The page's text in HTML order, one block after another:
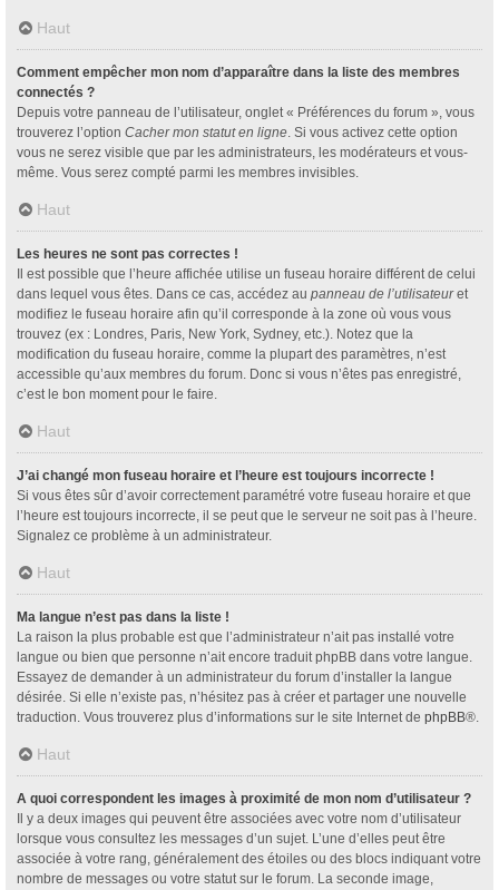
Haut
Comment empêcher mon nom d’apparaître dans la liste des membres
connectés ?
Depuis votre panneau de l’utilisateur, onglet « Préférences du forum », vous
trouverez l’option Cacher mon statut en ligne. Si vous activez cette option
vous ne serez visible que par les administrateurs, les modérateurs et vous-
même. Vous serez compté parmi les membres invisibles.
Haut
Les heures ne sont pas correctes !
Il est possible que l’heure affichée utilise un fuseau horaire différent de celui
dans lequel vous êtes. Dans ce cas, accédez au panneau de l’utilisateuret
modifiez le fuseau horaire afin qu’il corresponde à la zone où vous vous
trouvez (ex : Londres, Paris, New York, Sydney, etc.). Notez que la
modification du fuseau horaire, comme la plupart des paramètres, n’est
accessible qu’aux membres du forum. Donc si vous n’êtes pas enregistré,
c’est le bon moment pour le faire.
Haut
J’ai changé mon fuseau horaire et l’heure est toujours incorrecte !
Si vous êtes sûr d’avoir correctement paramétré votre fuseau horaire et que
l’heure est toujours incorrecte, il se peut que le serveur ne soit pas à l’heure.
Signalez ce problème à un administrateur.
Haut
Ma langue n’est pas dans la liste !
La raison la plus probable est que l’administrateur n’ait pas installé votre
langue ou bien que personne n’ait encore traduit phpBB dans votre langue.
Essayez de demander à un administrateur du forum d’installer la langue
désirée. Si elle n’existe pas, n’hésitez pas à créer et partager une nouvelle
traduction. Vous trouverez plus d’informations sur le site Internet de phpBB®.
Haut
A quoi correspondent les images à proximité de mon nom d’utilisateur ?
Il y a deux images qui peuvent être associées avec votre nom d’utilisateur
lorsque vous consultez les messages d’un sujet. L’une d’elles peut être
associée à votre rang, généralement des étoiles ou des blocs indiquant votre
nombre de messages ou votre statut sur le forum. La seconde image,